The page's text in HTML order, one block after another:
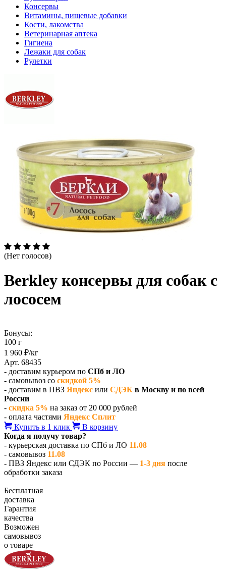
Консервы
Витамины, пищевые добавки
Кости, лакомства
Ветеринарная аптека
Гигиена
Лежаки для собак
Рулетки
(Нет голосов)
Berkley консервы для собак с
лососем
Бонусы:
100 г
1 960 ₽/кг
Арт. 68435
- доставим курьером по СПб и ЛО
- самовывоз со скидкой 5%
- доставим в ПВЗ Яндекс или СДЭК в Москву и по всей
России
- скидка 5% на заказ от 20 000 рублей
- оплата частями Яндекс Сплит
Купить в 1 клик
В корзину
Когда я получу товар?
- курьерская доставка по СПб и ЛО 11.08
- самовывоз 11.08
- ПВЗ Яндекс или СДЭК по России — 1-3 дня после
обработки заказа
Бесплатная
доставка
Гарантия
качества
Возможен
самовывоз
о товаре